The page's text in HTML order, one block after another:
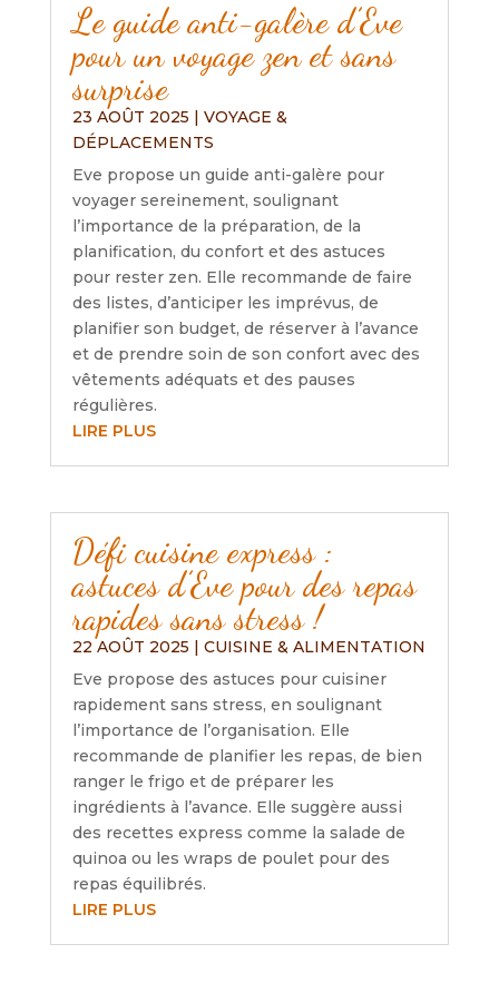
Le guide anti-galère d’Eve
pour un voyage zen et sans
surprise
23 AOÛT 2025 | VOYAGE &
DÉPLACEMENTS
Eve propose un guide anti-galère pour
voyager sereinement, soulignant
l’importance de la préparation, de la
planification, du confort et des astuces
pour rester zen. Elle recommande de faire
des listes, d’anticiper les imprévus, de
planifier son budget, de réserver à l’avance
et de prendre soin de son confort avec des
vêtements adéquats et des pauses
régulières.
LIRE PLUS
Défi cuisine express :
astuces d’Eve pour des repas
rapides sans stress !
22 AOÛT 2025 | CUISINE & ALIMENTATION
Eve propose des astuces pour cuisiner
rapidement sans stress, en soulignant
l’importance de l’organisation. Elle
recommande de planifier les repas, de bien
ranger le frigo et de préparer les
ingrédients à l’avance. Elle suggère aussi
des recettes express comme la salade de
quinoa ou les wraps de poulet pour des
repas équilibrés.
LIRE PLUS